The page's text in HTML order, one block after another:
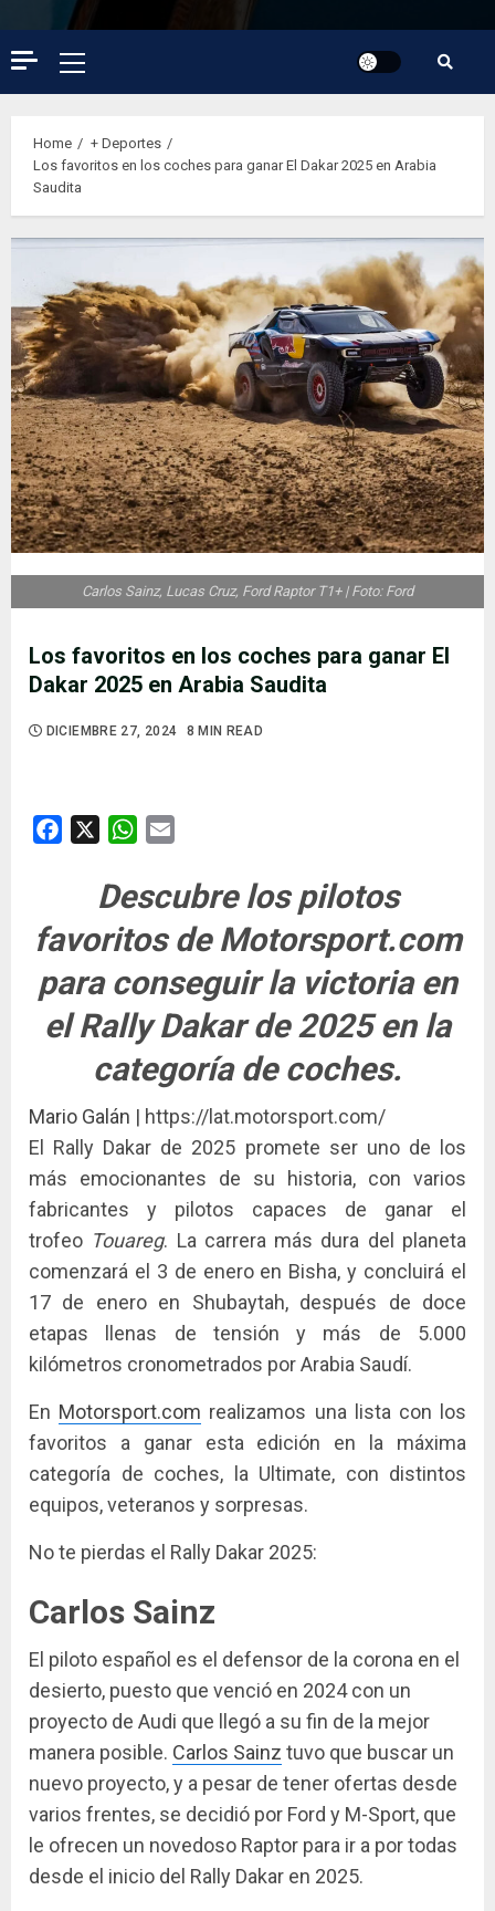
Primary
Menu
Home
+ Deportes
Los favoritos en los coches para ganar El Dakar 2025 en Arabia
Saudita
Los favoritos en los coches para ganar El
Dakar 2025 en Arabia Saudita
DICIEMBRE 27, 2024 8 MIN READ
Carlos Sainz, Lucas Cruz, Ford Raptor T1+ | Foto: Ford
Facebook WhatsApp
Descubre los pilotos
favoritos de Motorsport.com
para conseguir la victoria en
el Rally Dakar de 2025 en la
categoría de coches.
Mario Galán | https://lat.motorsport.com/
El Rally Dakar de 2025 promete ser uno de los
más emocionantes de su historia, con varios
fabricantes y pilotos capaces de ganar el
trofeo Touareg. La carrera más dura del planeta
comenzará el 3 de enero en Bisha, y concluirá el
17 de enero en Shubaytah, después de doce
etapas llenas de tensión y más de 5.000
kilómetros cronometrados por Arabia Saudí.
En Motorsport.com realizamos una lista con los
favoritos a ganar esta edición en la máxima
categoría de coches, la Ultimate, con distintos
equipos, veteranos y sorpresas.
No te pierdas el Rally Dakar 2025:
Carlos Sainz
El piloto español es el defensor de la corona en el
desierto, puesto que venció en 2024 con un
proyecto de Audi que llegó a su fin de la mejor
manera posible. Carlos Sainz tuvo que buscar un
nuevo proyecto, y a pesar de tener ofertas desde
varios frentes, se decidió por Ford y M-Sport, que
le ofrecen un novedoso Raptor para ir a por todas
desde el inicio del Rally Dakar en 2025.